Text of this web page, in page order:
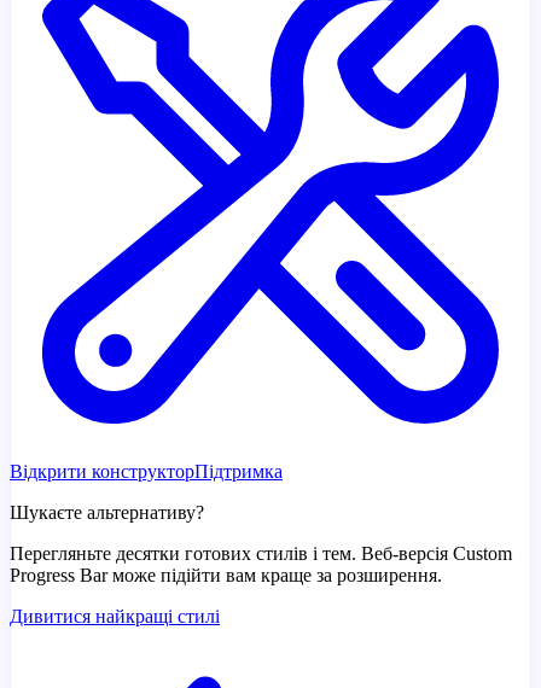
Відкрити конструкторПідтримка
Шукаєте альтернативу?
Перегляньте десятки готових стилів і тем. Веб-версія Custom
Progress Bar може підійти вам краще за розширення.
Дивитися найкращі стилі